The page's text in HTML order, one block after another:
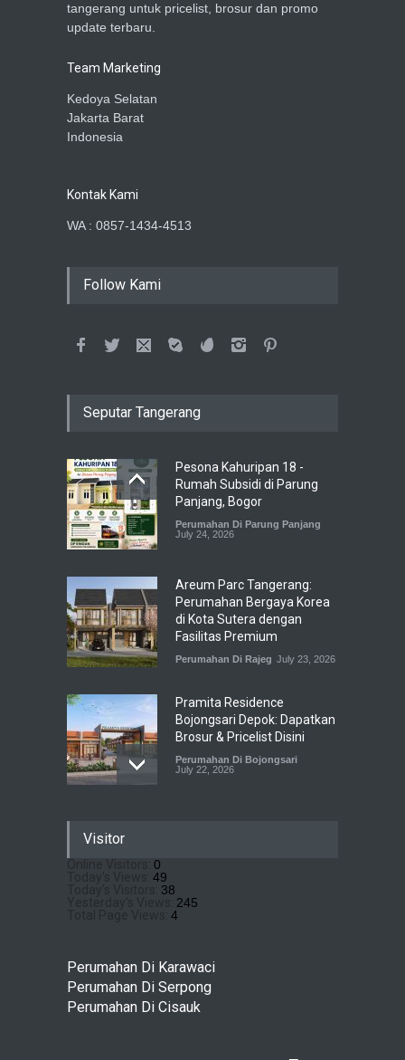
tangerang untuk pricelist, brosur dan promo
update terbaru.
Team Marketing
Kedoya Selatan
Jakarta Barat
Indonesia
Kontak Kami
WA : 0857-1434-4513
Follow Kami
Seputar Tangerang
Pesona Kahuripan 18 -
Rumah Subsidi di Parung
Panjang, Bogor
Perumahan Di Parung Panjang
July 24, 2026
Areum Parc Tangerang:
Perumahan Bergaya Korea
di Kota Sutera dengan
Fasilitas Premium
Perumahan Di Rajeg July 23, 2026
Pramita Residence
Bojongsari Depok: Dapatkan
Brosur & Pricelist Disini
Perumahan Di Bojongsari
July 22, 2026
Nuansa Resort di Gading
Serpong
Perumahan Di Serpong
Visitor
0
49
38
245
4
Perumahan Di Karawaci
Perumahan Di Serpong
Perumahan Di Cisauk